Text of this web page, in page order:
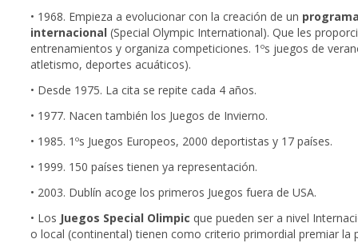
• 1968. Empieza a evolucionar con la creación de un
internacional (Special Olympic International). Que les
entrenamientos y organiza competiciones. 1ºs juegos de
atletismo, deportes acuáticos).
• Desde 1975. La cita se repite cada 4 años.
• 1977. Nacen también los Juegos de Invierno.
• 1985. 1ºs Juegos Europeos, 2000 deportistas y 17 países.
• 1999. 150 países tienen ya representación.
• 2003. Dublín acoge los primeros Juegos fuera de USA.
• Los Juegos Special Olimpic que pueden ser a nivel
o local (continental) tienen como criterio primordial premiar la